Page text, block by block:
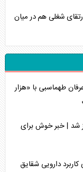
شغلی هم در میان
طهماسبی با «هزار
حقوق فروردین ۱۴۰۵ آغاز شد | خبر خوش برای
دارویی شقایق